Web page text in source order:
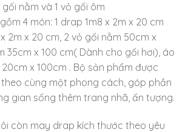
gối nằm và 1 vỏ gối ôm
4 món: 1 drap 1m8 x 2m x 20 cm
2m x 20 cm, 2 vỏ gối nằm 50cm x
35cm x 100 cm( Dành cho gối hơi), áo
x 100cm . Bộ sản phẩm được
cùng một phong cách, góp phần
gian sống thêm trang nhã, ấn tượng.
còn may drap kích thước theo yêu